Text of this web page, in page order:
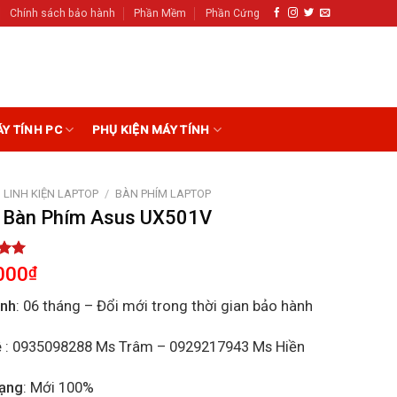
Chính sách bảo hành Phần Mềm Phần Cứng
TÍNH PC PHỤ KIỆN MÁY TÍNH
LINH KIỆN LAPTOP / BÀN PHÍM LAPTOP
Phím Asus UX501V
₫
: 06 tháng – Đổi mới trong thời gian bảo hành
: 0935098288 Ms Trâm – 0929217943 Ms Hiền
: Mới 100%